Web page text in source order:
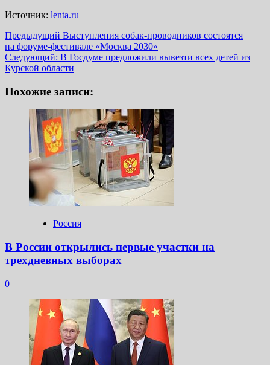
Источник: lenta.ru
Навигация
записи
Предыдущий Выступления собак-проводников состоятся
на форуме-фестивале «Москва 2030»
Следующий: В Госдуме предложили вывезти всех детей из
Курской области
Похожие записи:
Россия
В России открылись первые участки на
трехдневных выборах
0